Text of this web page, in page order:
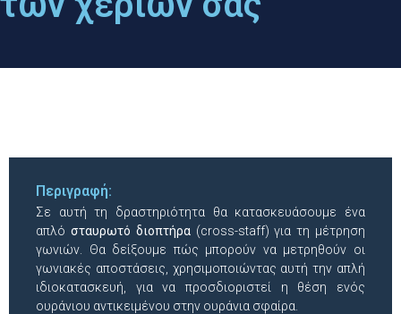
Περιγραφή:
Σε αυτή τη δραστηριότητα θα κατασκευάσουμε ένα
απλό σταυρωτό διοπτήρα(cross-staff) για τη μέτρηση
γωνιών. Θα δείξουμε πώς μπορούν να μετρηθούν οι
γωνιακές αποστάσεις, χρησιμοποιώντας αυτή την απλή
ιδιοκατασκευή, για να προσδιοριστεί η θέση ενός
ουράνιου αντικειμένου στην ουράνια σφαίρα.